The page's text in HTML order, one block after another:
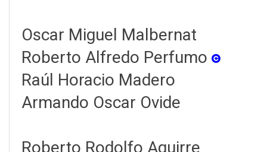
Oscar Miguel Malbernat
Roberto Alfredo Perfumo
Raúl Horacio Madero
Armando Oscar Ovide
Roberto Rodolfo Aguirre